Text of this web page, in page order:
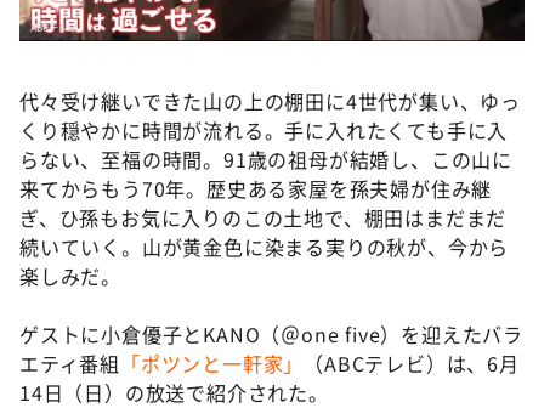
代々受け継いできた山の上の棚田に4世代が集い、ゆっ
くり穏やかに時間が流れる。手に入れたくても手に入
らない、至福の時間。91歳の祖母が結婚し、この山に
来てからもう70年。歴史ある家屋を孫夫婦が住み継
ぎ、ひ孫もお気に入りのこの土地で、棚田はまだまだ
続いていく。山が黄金色に染まる実りの秋が、今から
楽しみだ。
ゲストに小倉優子とKANO（＠one five）を迎えたバラ
エティ番組 「ポツンと一軒家」
（ABCテレビ）は、6月
14日（日）の放送で紹介された。